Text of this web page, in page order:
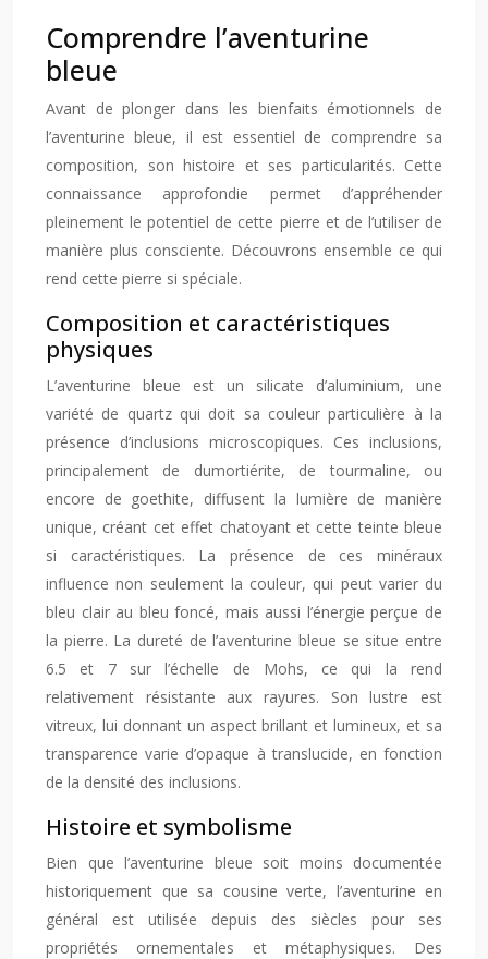
Comprendre l’aventurine
bleue
Avant de plonger dans les bienfaits émotionnels de
l’aventurine bleue, il est essentiel de comprendre sa
composition, son histoire et ses particularités. Cette
connaissance approfondie permet d’appréhender
pleinement le potentiel de cette pierre et de l’utiliser de
manière plus consciente. Découvrons ensemble ce qui
rend cette pierre si spéciale.
Composition et caractéristiques
physiques
L’aventurine bleue est un silicate d’aluminium, une
variété de quartz qui doit sa couleur particulière à la
présence d’inclusions microscopiques. Ces inclusions,
principalement de dumortiérite, de tourmaline, ou
encore de goethite, diffusent la lumière de manière
unique, créant cet effet chatoyant et cette teinte bleue
si caractéristiques. La présence de ces minéraux
influence non seulement la couleur, qui peut varier du
bleu clair au bleu foncé, mais aussi l’énergie perçue de
la pierre. La dureté de l’aventurine bleue se situe entre
6.5 et 7 sur l’échelle de Mohs, ce qui la rend
relativement résistante aux rayures. Son lustre est
vitreux, lui donnant un aspect brillant et lumineux, et sa
transparence varie d’opaque à translucide, en fonction
de la densité des inclusions.
Histoire et symbolisme
Bien que l’aventurine bleue soit moins documentée
historiquement que sa cousine verte, l’aventurine en
général est utilisée depuis des siècles pour ses
propriétés ornementales et métaphysiques. Des